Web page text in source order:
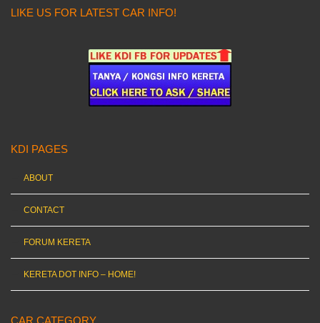
LIKE US FOR LATEST CAR INFO!
KDI PAGES
ABOUT
CONTACT
FORUM KERETA
KERETA DOT INFO – HOME!
CAR CATEGORY